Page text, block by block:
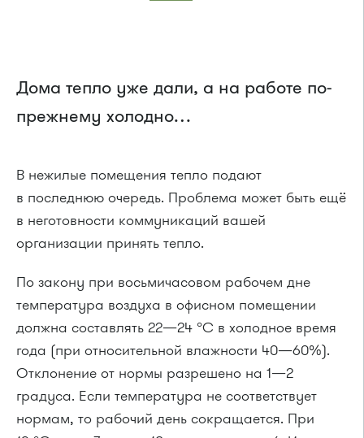
Дома тепло уже дали, а на работе по-
прежнему холодно…
В нежилые помещения тепло подают
в последнюю очередь. Проблема может быть ещё
в неготовности коммуникаций вашей
организации принять тепло.
По закону при восьмичасовом рабочем дне
температура воздуха в офисном помещении
должна составлять 22—24 °С в холодное время
года (при относительной влажности 40—60%).
Отклонение от нормы разрешено на 1—2
градуса. Если температура не соответствует
нормам, то рабочий день сокращается. При